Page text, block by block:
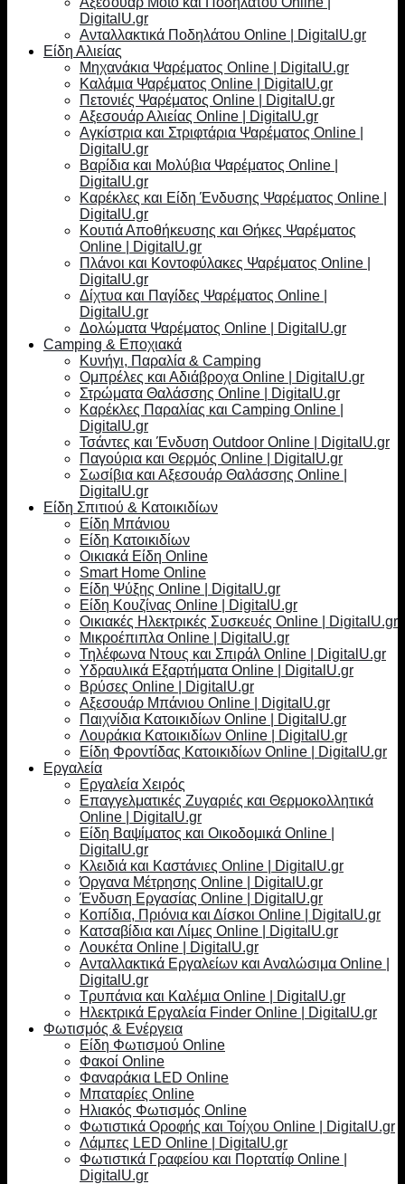
DigitalU.gr
Ανταλλακτικά Ποδηλάτου Online | DigitalU.gr
Είδη Αλιείας
Μηχανάκια Ψαρέματος Online | DigitalU.gr
Καλάμια Ψαρέματος Online | DigitalU.gr
Πετονιές Ψαρέματος Online | DigitalU.gr
Αξεσουάρ Αλιείας Online | DigitalU.gr
Αγκίστρια και Στριφτάρια Ψαρέματος Online |
DigitalU.gr
Βαρίδια και Μολύβια Ψαρέματος Online |
DigitalU.gr
Καρέκλες και Είδη Ένδυσης Ψαρέματος Online |
DigitalU.gr
Κουτιά Αποθήκευσης και Θήκες Ψαρέματος
Online | DigitalU.gr
Πλάνοι και Κοντοφύλακες Ψαρέματος Online |
DigitalU.gr
Δίχτυα και Παγίδες Ψαρέματος Online |
DigitalU.gr
Δολώματα Ψαρέματος Online | DigitalU.gr
Camping & Εποχιακά
Κυνήγι, Παραλία & Camping
Ομπρέλες και Αδιάβροχα Online | DigitalU.gr
Στρώματα Θαλάσσης Online | DigitalU.gr
Καρέκλες Παραλίας και Camping Online |
DigitalU.gr
Τσάντες και Ένδυση Outdoor Online | DigitalU.gr
Παγούρια και Θερμός Online | DigitalU.gr
Σωσίβια και Αξεσουάρ Θαλάσσης Online |
DigitalU.gr
Είδη Σπιτιού & Κατοικιδίων
Είδη Μπάνιου
Είδη Κατοικιδίων
Οικιακά Είδη Online
Smart Home Online
Είδη Ψύξης Online | DigitalU.gr
Είδη Κουζίνας Online | DigitalU.gr
Οικιακές Ηλεκτρικές Συσκευές Online | DigitalU.gr
Μικροέπιπλα Online | DigitalU.gr
Τηλέφωνα Ντους και Σπιράλ Online | DigitalU.gr
Υδραυλικά Εξαρτήματα Online | DigitalU.gr
Βρύσες Online | DigitalU.gr
Αξεσουάρ Μπάνιου Online | DigitalU.gr
Παιχνίδια Κατοικιδίων Online | DigitalU.gr
Λουράκια Κατοικιδίων Online | DigitalU.gr
Είδη Φροντίδας Κατοικιδίων Online | DigitalU.gr
Εργαλεία
Εργαλεία Χειρός
Επαγγελματικές Ζυγαριές και Θερμοκολλητικά
Online | DigitalU.gr
Είδη Βαψίματος και Οικοδομικά Online |
DigitalU.gr
Κλειδιά και Καστάνιες Online | DigitalU.gr
Όργανα Μέτρησης Online | DigitalU.gr
Ένδυση Εργασίας Online | DigitalU.gr
Κοπίδια, Πριόνια και Δίσκοι Online | DigitalU.gr
Κατσαβίδια και Λίμες Online | DigitalU.gr
Λουκέτα Online | DigitalU.gr
Ανταλλακτικά Εργαλείων και Αναλώσιμα Online |
DigitalU.gr
Τρυπάνια και Καλέμια Online | DigitalU.gr
Ηλεκτρικά Εργαλεία Finder Online | DigitalU.gr
Φωτισμός & Ενέργεια
Είδη Φωτισμού Online
Φακοί Online
Φαναράκια LED Online
Μπαταρίες Online
Ηλιακός Φωτισμός Online
Φωτιστικά Οροφής και Τοίχου Online | DigitalU.gr
Λάμπες LED Online | DigitalU.gr
Φωτιστικά Γραφείου και Πορτατίφ Online |
DigitalU.gr